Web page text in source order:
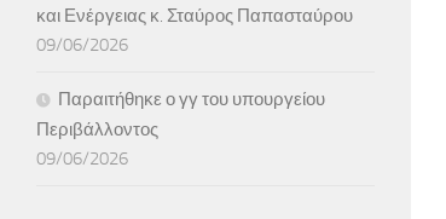
και Ενέργειας κ. Σταύρος Παπασταύρου
09/06/2026
Παραιτήθηκε ο γγ του υπουργείου
Περιβάλλοντος
09/06/2026